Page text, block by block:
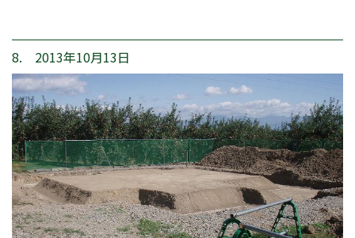
8. 2013年10月13日